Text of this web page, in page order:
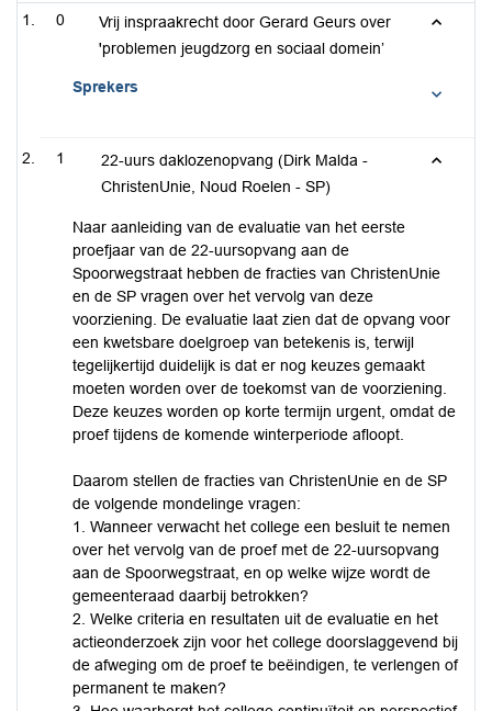
0
Vrij inspraakrecht door Gerard Geurs over
'problemen jeugdzorg en sociaal domein’
Sprekers
1
22-uurs daklozenopvang (Dirk Malda -
ChristenUnie, Noud Roelen - SP)
Naar aanleiding van de evaluatie van het eerste
proefjaar van de 22-uursopvang aan de
Spoorwegstraat hebben de fracties van ChristenUnie
en de SP vragen over het vervolg van deze
voorziening. De evaluatie laat zien dat de opvang voor
een kwetsbare doelgroep van betekenis is, terwijl
tegelijkertijd duidelijk is dat er nog keuzes gemaakt
moeten worden over de toekomst van de voorziening.
Deze keuzes worden op korte termijn urgent, omdat de
proef tijdens de komende winterperiode afloopt.
Daarom stellen de fracties van ChristenUnie en de SP
de volgende mondelinge vragen:
1. Wanneer verwacht het college een besluit te nemen
over het vervolg van de proef met de 22-uursopvang
aan de Spoorwegstraat, en op welke wijze wordt de
gemeenteraad daarbij betrokken?
2. Welke criteria en resultaten uit de evaluatie en het
actieonderzoek zijn voor het college doorslaggevend bij
de afweging om de proef te beëindigen, te verlengen of
permanent te maken?